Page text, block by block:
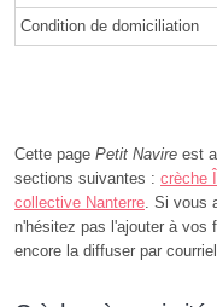
Condition de domiciliation
Cette page Petit Navire est
sections suivantes : crèche
collective Nanterre. Si vous
n'hésitez pas l'ajouter à vos
encore la diffuser par